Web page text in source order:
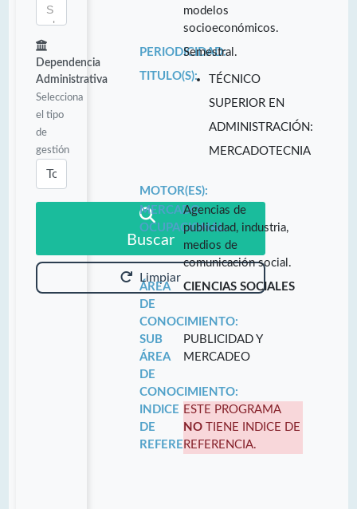
Dependencia
Administrativa
Selecciona
el tipo
de
gestión
Buscar
Limpiar
modelos
socioeconómicos.
PERIODICIDAD:
Semestral.
TITULO(S):
TÉCNICO
SUPERIOR EN
ADMINISTRACIÓN:
MERCADOTECNIA
MOTOR(ES):
MERCADO
OCUPACIONAL:
Agencias de
publicidad, industria,
medios de
comunicación social.
ÁREA
DE
CONOCIMIENTO:
CIENCIAS SOCIALES
SUB
ÁREA
DE
CONOCIMIENTO:
PUBLICIDAD Y
MERCADEO
INDICE
DE
REFERENCIA:
ESTE PROGRAMA
NO TIENE INDICE DE
REFERENCIA.